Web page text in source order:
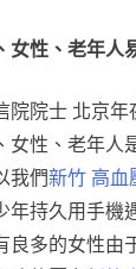
女性、老年人
院院士 北京
女性、老年人
我們新竹 高血
年持久用手機
良多的女性由